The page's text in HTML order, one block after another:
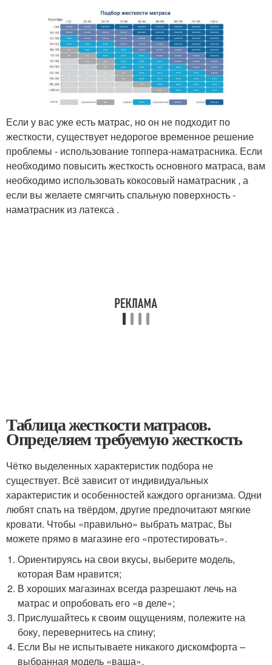
Если у вас уже есть матрас, но он не подходит по
жесткости, существует недорогое временное решение
проблемы - использование топпера-наматрасника. Если
необходимо повысить жесткость основного матраса, вам
необходимо использовать кокосовый наматрасник , а
если вы желаете смягчить спальную поверхность -
наматрасник из латекса .
Таблица жесткости матрасов.
Определяем требуемую жесткость
Чётко выделенных характеристик подбора не
существует. Всё зависит от индивидуальных
характеристик и особенностей каждого организма. Одни
любят спать на твёрдом, другие предпочитают мягкие
кровати. Чтобы «правильно» выбрать матрас, Вы
можете прямо в магазине его «протестировать».
Ориентируясь на свои вкусы, выберите модель,
которая Вам нравится;
В хороших магазинах всегда разрешают лечь на
матрас и опробовать его «в деле»;
Прислушайтесь к своим ощущениям, полежите на
боку, перевернитесь на спину;
Если Вы не испытываете никакого дискомфорта –
выбранная модель «ваша».